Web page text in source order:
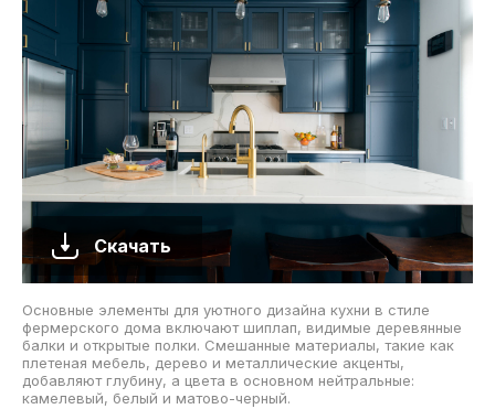
Скачать
Основные элементы для уютного дизайна кухни в стиле
фермерского дома включают шиплап, видимые деревянные
балки и открытые полки. Смешанные материалы, такие как
плетеная мебель, дерево и металлические акценты,
добавляют глубину, а цвета в основном нейтральные:
камелевый, белый и матово-черный.